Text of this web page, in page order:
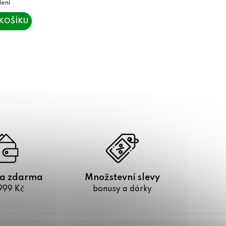
zdarma
Kč
Množstevní slevy
bonusy a dárky